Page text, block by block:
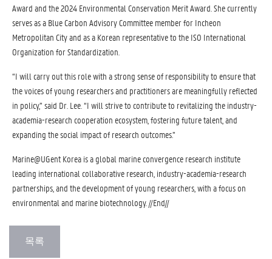
Award and the 2024 Environmental Conservation Merit Award. She currently
serves as a Blue Carbon Advisory Committee member for Incheon
Metropolitan City and as a Korean representative to the ISO International
Organization for Standardization.
“I will carry out this role with a strong sense of responsibility to ensure that
the voices of young researchers and practitioners are meaningfully reflected
in policy,” said Dr. Lee. “I will strive to contribute to revitalizing the industry-
academia-research cooperation ecosystem, fostering future talent, and
expanding the social impact of research outcomes.”
Marine@UGent Korea is a global marine convergence research institute
leading international collaborative research, industry-academia-research
partnerships, and the development of young researchers, with a focus on
environmental and marine biotechnology. //End//